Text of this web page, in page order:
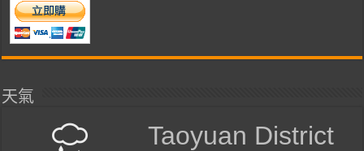
天氣
Taoyuan District